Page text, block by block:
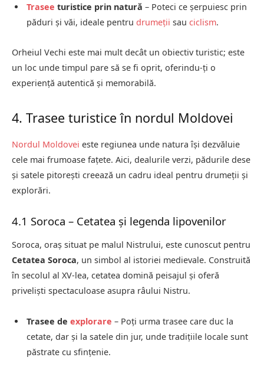
Trasee turistice prin natură – Poteci ce șerpuiesc prin
păduri și văi, ideale pentru drumeții sau ciclism.
Orheiul Vechi este mai mult decât un obiectiv turistic; este
un loc unde timpul pare să se fi oprit, oferindu-ți o
experiență autentică și memorabilă.
4. Trasee turistice în nordul Moldovei
Nordul Moldovei este regiunea unde natura își dezvăluie
cele mai frumoase fațete. Aici, dealurile verzi, pădurile dese
și satele pitorești creează un cadru ideal pentru drumeții și
explorări.
4.1 Soroca – Cetatea și legenda lipovenilor
Soroca, oraș situat pe malul Nistrului, este cunoscut pentru
Cetatea Soroca, un simbol al istoriei medievale. Construită
în secolul al XV-lea, cetatea domină peisajul și oferă
priveliști spectaculoase asupra râului Nistru.
Trasee de explorare – Poți urma trasee care duc la
cetate, dar și la satele din jur, unde tradițiile locale sunt
păstrate cu sfințenie.